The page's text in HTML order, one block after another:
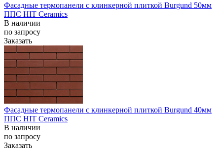
Фасадные термопанели с клинкерной плиткой Burgund 50мм
ППС HIT Ceramics
В наличии
по запросу
Заказать
Фасадные термопанели с клинкерной плиткой Burgund 40мм
ППС HIT Ceramics
В наличии
по запросу
Заказать